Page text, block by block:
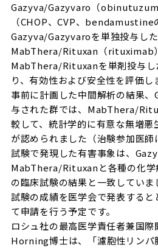
Gazyva/Gazyvaro（
（CHOP、CVP、bendamustine
Gazyva/Gazyvaroを単独投与した
MabThera/Rituxan（rituximab
MabThera/Rituxanを単剤投与し
り、有効性および安全性を評価し
事前に計画した中間解析の結果
与された群では、MabThera/
較して、統計学的に有意な無増
が認められました（治験参加医
試験で発現した有害事象は、
MabThera/Rituxanと各種の化学
の臨床試験の結果と一致してい
試験の成績を医学会で発表する
て申請を行う予定です。
ロシュ社の最高医学責任者兼国
Horning博士は、「濾胞性リンパ